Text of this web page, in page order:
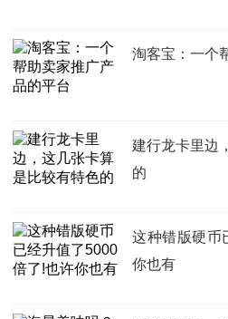
淘客宝：一个
建行龙卡里边
的
这种错版硬币
你也有